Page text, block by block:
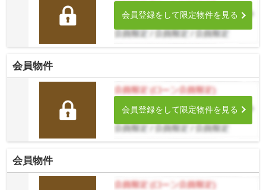
会員登録をして限定物件を見る
会員物件
会員登録をして限定物件を見る
会員物件